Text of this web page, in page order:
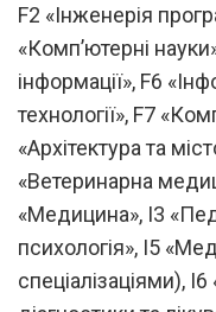
F2 «Інженерія
«Комп’ютерні
інформації», F6
технології», F7
«Архітектура та
«Ветеринарна
«Медицина», I3
психологія», I5
спеціалізаціями),